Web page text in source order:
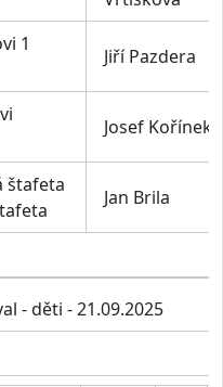
1
Jiří Pazdera
Josef Kořínek
štafeta
Jan Brila
- děti - 21.09.2025